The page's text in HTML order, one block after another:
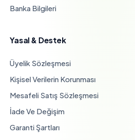
Banka Bilgileri
Yasal & Destek
Üyelik Sözleşmesi
Kişisel Verilerin Korunması
Mesafeli Satış Sözleşmesi
İade Ve Değişim
Garanti Şartları